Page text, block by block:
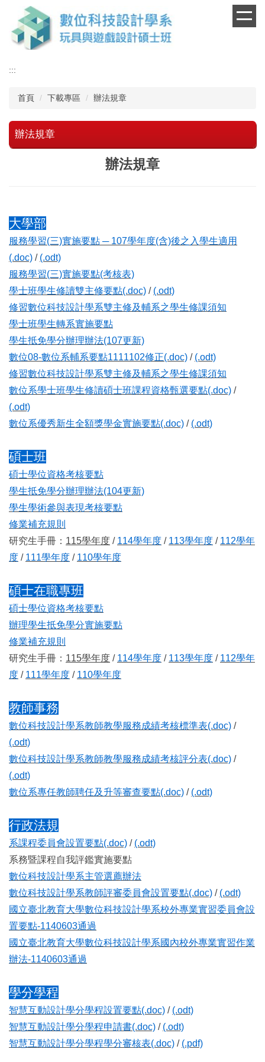
主
容
:::
首頁 下載專區 辦法規章
辦法規章
辦法規章
大學部
服務學習(三)實施要點 ─ 107學年度(含)後之入學生適用
(.doc) / (.odt)
服務學習(三)實施要點(考核表)
學士班學生修讀雙主修要點(.doc) / (.odt)
修習數位科技設計學系雙主修及輔系之學生修課須知
學士班學生轉系實施要點
學生抵免學分辦理辦法(107更新)
數位08-數位系輔系要點1111102修正(.doc) / (.odt)
修習數位科技設計學系雙主修及輔系之學生修課須知
數位系學士班學生修讀碩士班課程資格甄選要點(.doc) /
(.odt)
數位系優秀新生全額獎學金實施要點(.doc) / (.odt)
碩士班
碩士學位資格考核要點
學生抵免學分辦理辦法(104更新)
學生學術參與表現考核要點
修業補充規則
研究生手冊： 115學年度 / 114學年度 / 113學年度 / 112學年
度 / 111學年度 / 110學年度
碩士在職專班
碩士學位資格考核要點
辦理學生抵免學分實施要點
修業補充規則
研究生手冊： 115學年度 / 114學年度 / 113學年度 / 112學年
度 / 111學年度 / 110學年度
教師事務
數位科技設計學系教師教學服務成績考核標準表(.doc) /
(.odt)
數位科技設計學系教師教學服務成績考核評分表(.doc) /
(.odt)
數位系專任教師聘任及升等審查要點(.doc) / (.odt)
行政法規
系課程委員會設置要點(.doc) / (.odt)
系務暨課程自我評鑑實施要點
數位科技設計學系主管選薦辦法
數位科技設計學系教師評審委員會設置要點(.doc) / (.odt)
國立臺北教育大學數位科技設計學系校外專業實習委員會設
置要點-1140603通過
國立臺北教育大學數位科技設計學系國內校外專業實習作業
辦法-1140603通過
學分學程
智慧互動設計學分學程設置要點(.doc) / (.odt)
智慧互動設計學分學程申請書(.doc) / (.odt)
智慧互動設計學分學程學分審核表(.doc) / (.pdf)